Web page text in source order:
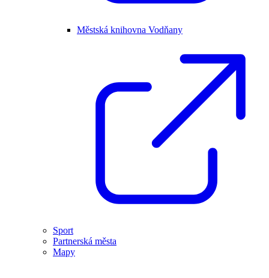
Městská knihovna Vodňany
Sport
Partnerská města
Mapy